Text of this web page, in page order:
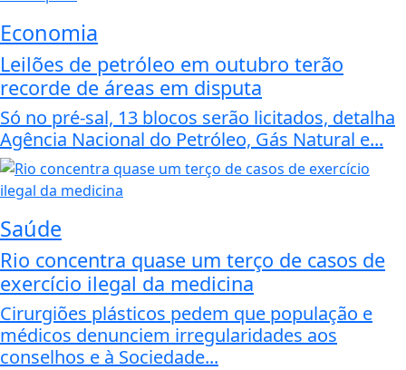
Economia
Leilões de petróleo em outubro terão
recorde de áreas em disputa
Só no pré-sal, 13 blocos serão licitados, detalha
Agência Nacional do Petróleo, Gás Natural e...
Saúde
Rio concentra quase um terço de casos de
exercício ilegal da medicina
Cirurgiões plásticos pedem que população e
médicos denunciem irregularidades aos
conselhos e à Sociedade...